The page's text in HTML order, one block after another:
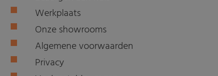
Werkplaats
Onze showrooms
Algemene voorwaarden
Privacy